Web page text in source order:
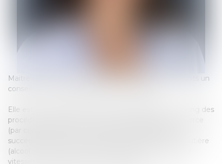
Maitre Charlotte DUBOIS-MARET propose à ses clients un
conseil et un accompagnement sur-mesure.
Elle est en capacité de vous accompagner tout au long des
procédures notamment dans des procédures de divorce
(par consentement mutuel ou par acte d’avocat),
succession, permis de conduire annulé, infractions routière
(alcool au volant, conduite sous stupéfiants, excès de
vitesse), contestation de contravention.